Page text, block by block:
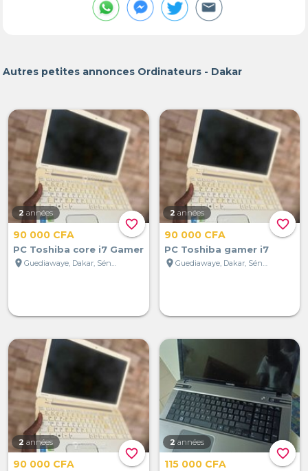
Autres petites annonces Ordinateurs - Dakar
favorite_border
2 années
90 000 CFA
PC Toshiba core i7 Gamer
location_on
favorite_border
2 années
90 000 CFA
PC Toshiba gamer i7
location_on
favorite_border
2 années
90 000 CFA
favorite_border
2 années
115 000 CFA